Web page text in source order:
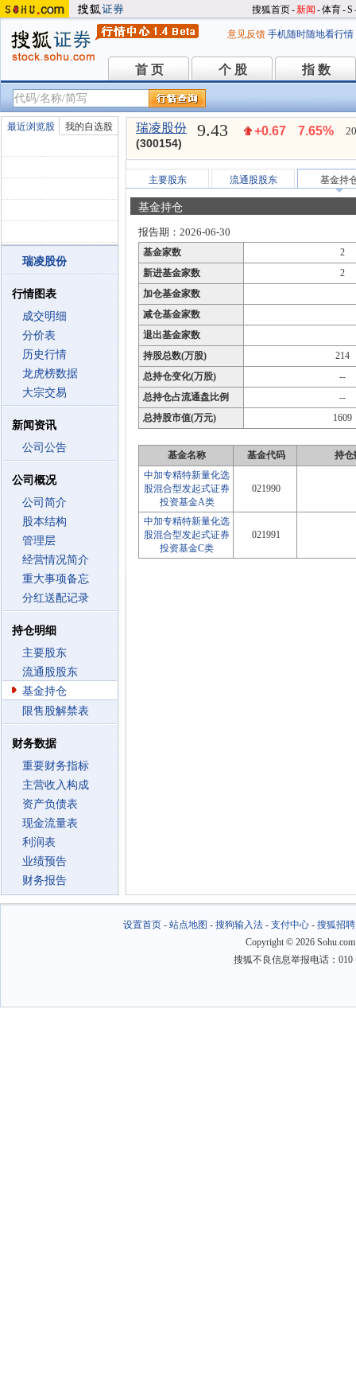
搜狐首页-新闻 -体育-S
意见反馈 手机随时随地看行情
首 页
首 页 个 股
个 股 指 数
指 数
最近浏览股 我的自选股
瑞凌股份
行情图表
成交明细
分价表
历史行情
龙虎榜数据
大宗交易
新闻资讯
公司公告
公司概况
公司简介
股本结构
管理层
经营情况简介
重大事项备忘
分红送配记录
持仓明细
主要股东
流通股股东
基金持仓
限售股解禁表
财务数据
重要财务指标
主营收入构成
资产负债表
现金流量表
利润表
业绩预告
财务报告
瑞凌股份
(300154)
9.43 +0.67 7.65%
主要股东 流通股股东 基金持
基金持仓
报告期：2026-06-30
基金家数
2
新进基金家数
2
加仓基金家数
减仓基金家数
退出基金家数
持股总数(万股)
214
总持仓变化(万股)
--
总持仓占流通盘比例
--
总持股市值(万元)
1609
基金名称 基金代码
持仓
中加专精特新量化选
股混合型发起式证券
投资基金A类
021990
中加专精特新量化选
股混合型发起式证券
投资基金C类
021991
设置首页- 站点地图 - 搜狗输入法- 支付中心- 搜狐招聘
Copyright © 2026
搜狐不良信息举报电话：010